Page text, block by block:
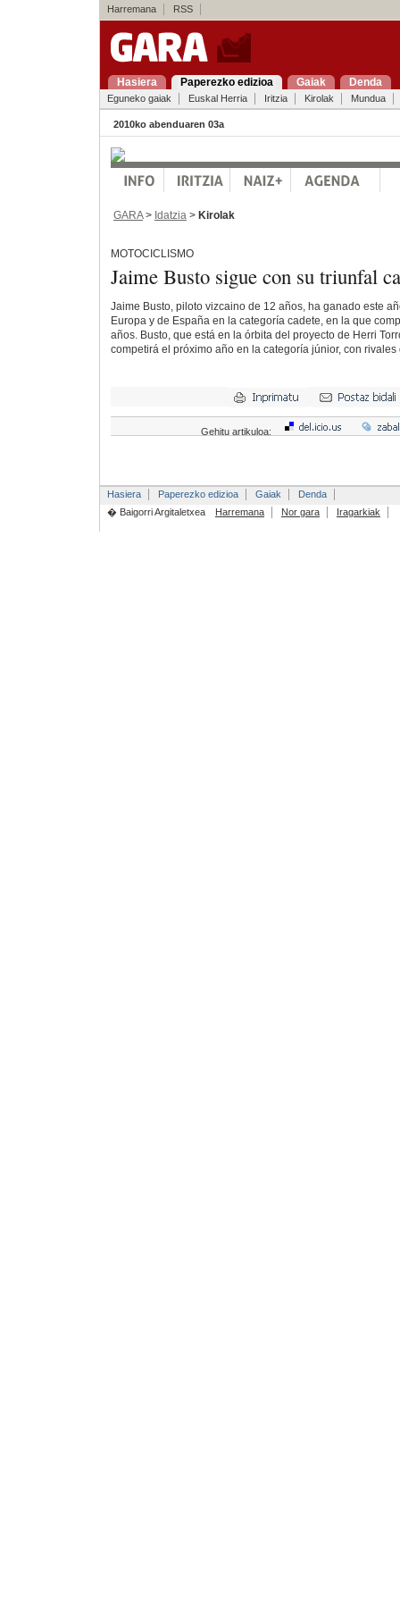
Harremana RSS
Hasiera Paperezko edizioa Gaiak Denda
Eguneko gaiak Euskal Herria Iritzia Kirolak Mundua
2010ko abenduaren 03a
GARA> Idatzia > Kirolak
MOTOCICLISMO
Jaime Busto sigue con su triunfal
Jaime Busto, piloto vizcaino de 12 años, ha ganado este
Europa y de España en la categoría cadete, en la que
años. Busto, que está en la órbita del proyecto de Herri
competirá el próximo año en la categoría júnior, con rivales
Gehitu artikuloa:
Hasiera Paperezko edizioa Gaiak
Denda
� Baigorri Argitaletxea
Harremana Nor gara Iragarkiak